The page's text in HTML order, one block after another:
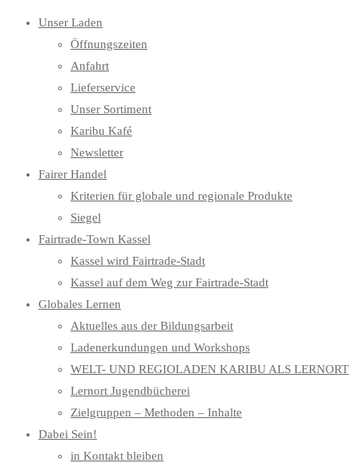
Unser Laden
Öffnungszeiten
Anfahrt
Lieferservice
Unser Sortiment
Karibu Kafé
Newsletter
Fairer Handel
Kriterien für globale und regionale Produkte
Siegel
Fairtrade-Town Kassel
Kassel wird Fairtrade-Stadt
Kassel auf dem Weg zur Fairtrade-Stadt
Globales Lernen
Aktuelles aus der Bildungsarbeit
Ladenerkundungen und Workshops
WELT- UND REGIOLADEN KARIBU ALS LERNORT
Lernort Jugendbücherei
Zielgruppen – Methoden – Inhalte
Dabei Sein!
in Kontakt bleiben